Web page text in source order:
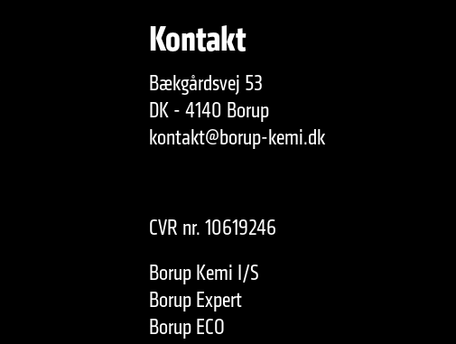
Kontakt
Bækgårdsvej 53
DK - 4140 Borup
kontakt@borup-kemi.dk
CVR nr. 10619246
Borup Kemi I/S
Borup Expert
Borup ECO